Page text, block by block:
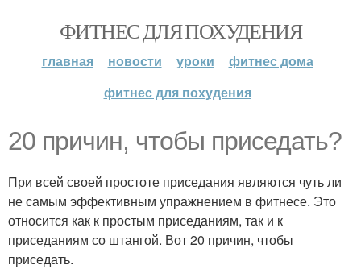
ФИТНЕС ДЛЯ ПОХУДЕНИЯ
главная новости уроки
фитнес дома
фитнес для похудения
20 причин, чтобы приседать?
При всей своей простоте приседания являются чуть ли
не самым эффективным упражнением в фитнесе. Это
относится как к простым приседаниям, так и к
приседаниям со штангой. Вот 20 причин, чтобы
приседать.